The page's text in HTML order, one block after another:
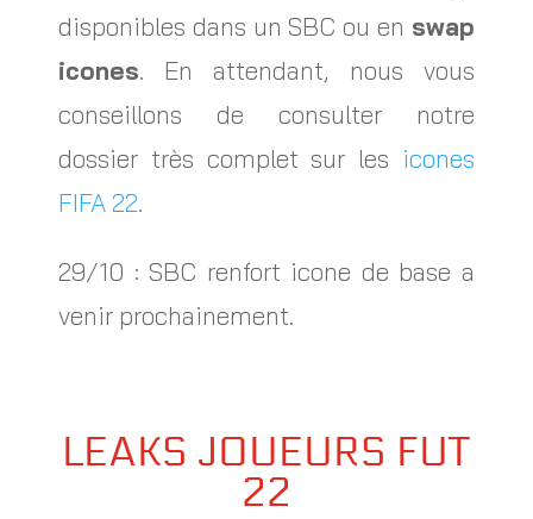
disponibles dans un SBC ou en swap
icones. En attendant, nous vous
conseillons de consulter notre
dossier très complet sur les icones
FIFA 22.
29/10 : SBC renfort icone de base a
venir prochainement.
LEAKS JOUEURS FUT
22